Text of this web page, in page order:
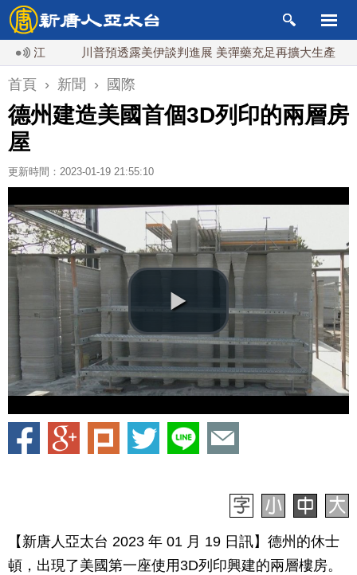
川普預透露美伊談判進展 美彈藥充足再擴大生產 川
首頁 › 新聞 › 國際
德州建造美國首個3D列印的兩層房
屋
更新時間：2023-01-19 21:55:10
【新唐人亞太台 2023 年 01 月 19 日訊】德州的休士
頓，出現了美國第一座使用3D列印興建的兩層樓房。